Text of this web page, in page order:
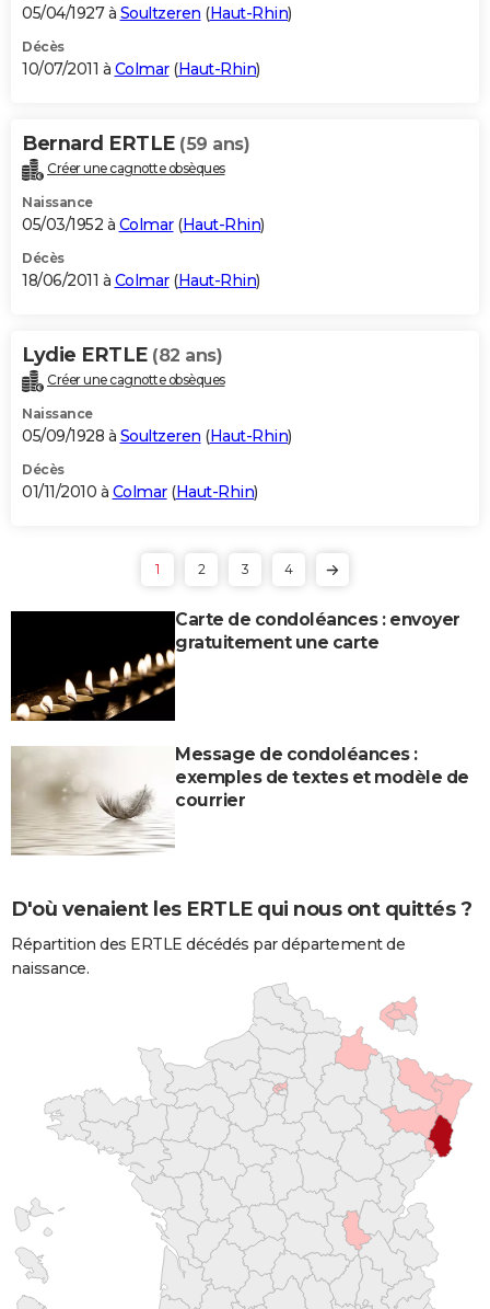
05/04/1927 à Soultzeren (Haut-Rhin)
Décès
10/07/2011 à Colmar(Haut-Rhin)
Bernard ERTLE (59 ans)
Créer une cagnotte obsèques
Naissance
05/03/1952 à Colmar(Haut-Rhin)
Décès
18/06/2011 à Colmar(Haut-Rhin)
Lydie ERTLE (82 ans)
Créer une cagnotte obsèques
Naissance
05/09/1928 à Soultzeren (Haut-Rhin)
Décès
01/11/2010 à Colmar(Haut-Rhin)
1 2 3 4
Carte de condoléances : envoyer
gratuitement une carte
Message de condoléances :
exemples de textes et modèle de
courrier
D'où venaient les ERTLE qui nous ont quittés ?
Répartition des ERTLE décédés par département de
naissance.